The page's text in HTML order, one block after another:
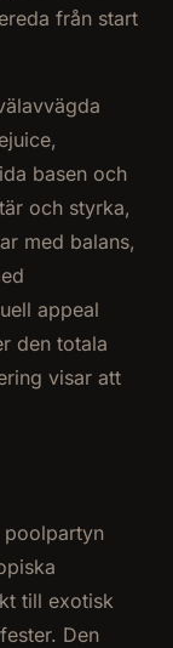
från start
basen och
och styrka,
med balans,
appeal
den totala
visar att
poolpartyn
till exotisk
Den